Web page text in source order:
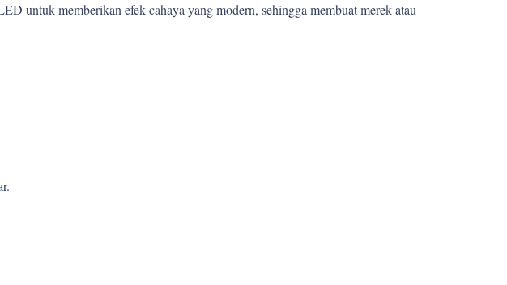
untuk memberikan efek cahaya yang modern, sehingga membuat merek atau